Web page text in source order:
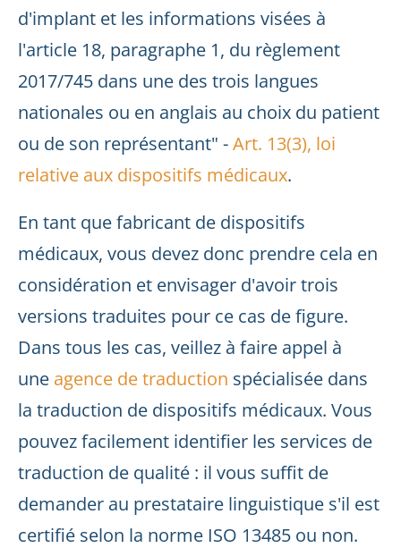
d'implant et les informations visées à
l'article 18, paragraphe 1, du règlement
2017/745 dans une des trois langues
nationales ou en anglais au choix du patient
ou de son représentant" -Art. 13(3), loi
relative aux dispositifs médicaux.
En tant que fabricant de dispositifs
médicaux, vous devez donc prendre cela en
considération et envisager d'avoir trois
versions traduites pour ce cas de figure.
Dans tous les cas, veillez à faire appel à
une agence de traduction spécialisée dans
la traduction de dispositifs médicaux. Vous
pouvez facilement identifier les services de
traduction de qualité : il vous suffit de
demander au prestataire linguistique s'il est
certifié selon la norme ISO 13485 ou non.